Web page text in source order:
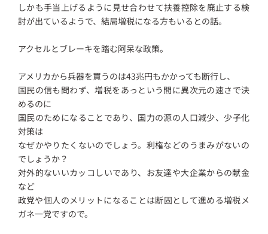
しかも手当上げるように見せ合わせて扶養控除を廃止する検
討が出ているようで、結局増税になる方もいるとの話。
アクセルとブレーキを踏む阿呆な政策。
アメリカから兵器を買うのは43兆円もかかっても断行し、
国民の信も問わず、増税をあっという間に異次元の速さで決
めるのに
国民のためになることであり、国力の源の人口減少、少子化
対策は
なぜかやりたくないのでしょう。利権などのうまみがないの
でしょうか？
対外的ないいカッコしいであり、お友達や大企業からの献金
など
政党や個人のメリットになることは断固として進める増税メ
ガネ一党ですので。